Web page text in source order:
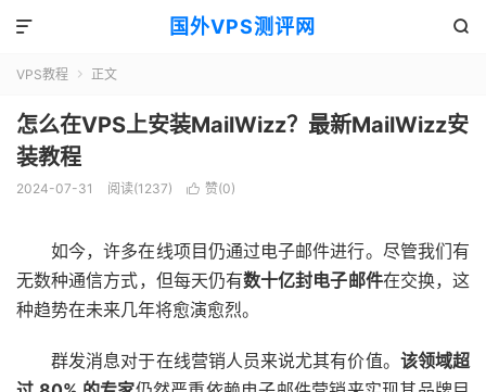
国外VPS测评网 

VPS教程  正文
怎么在VPS上安装MailWizz？最新MailWizz安
装教程
2024-07-31 阅读(1237)  赞(0)
如今，许多在线项目仍通过电子邮件进行。尽管我们有
无数种通信方式，但每天仍有数十亿封电子邮件在交换，这
种趋势在未来几年将愈演愈烈。
群发消息对于在线营销人员来说尤其有价值。 该领域超